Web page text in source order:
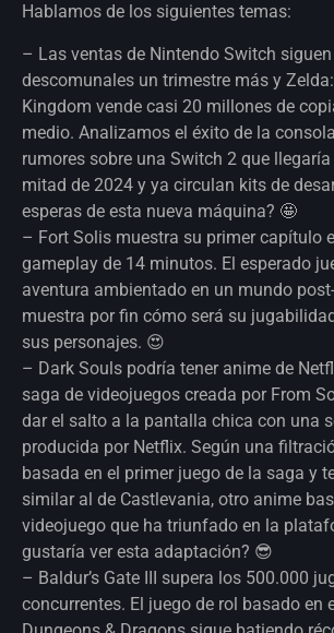
Hablamos de los siguientes temas:
– Las ventas de Nintendo Switch
descomunales un trimestre más y
Kingdom vende casi 20 millones de
medio. Analizamos el éxito de la
rumores sobre una Switch 2 que
mitad de 2024 y ya circulan kits de
esperas de esta nueva máquina? 🤩
– Fort Solis muestra su primer capítulo
gameplay de 14 minutos. El esperado
aventura ambientado en un mundo
muestra por fin cómo será su
sus personajes. 😍
– Dark Souls podría tener anime de
saga de videojuegos creada por From
dar el salto a la pantalla chica con una
producida por Netflix. Según una
basada en el primer juego de la saga y
similar al de Castlevania, otro anime
videojuego que ha triunfado en la
gustaría ver esta adaptación? 😎
– Baldur’s Gate III supera los 500.000
concurrentes. El juego de rol basado en